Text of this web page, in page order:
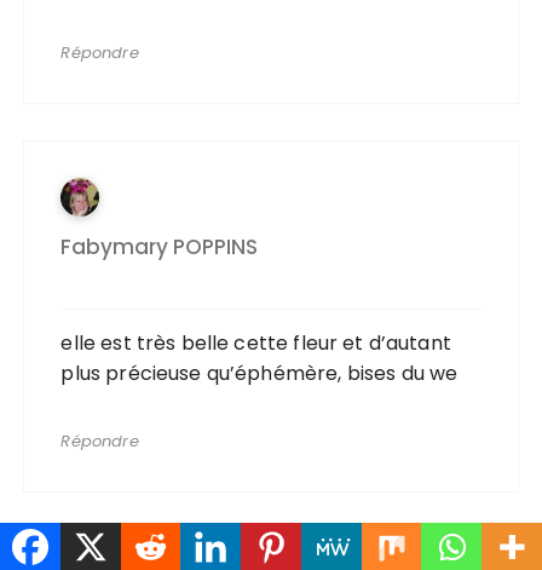
Répondre
Fabymary POPPINS
elle est très belle cette fleur et d’autant
plus précieuse qu’éphémère, bises du we
Répondre